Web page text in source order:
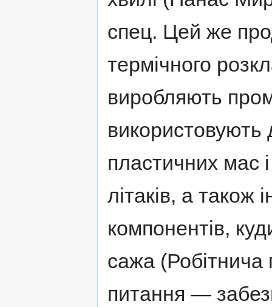
спец. Цей же
термічного
виробляють
використовують
пластичних мас
літаків, а також
компонентів,
сажа (Робітнича
питання —